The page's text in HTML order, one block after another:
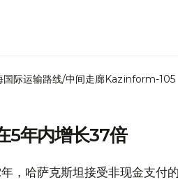
国际运输路线/中间走廊Kazinform-105
5年内增长37倍
，哈萨克斯坦接受非现金支付